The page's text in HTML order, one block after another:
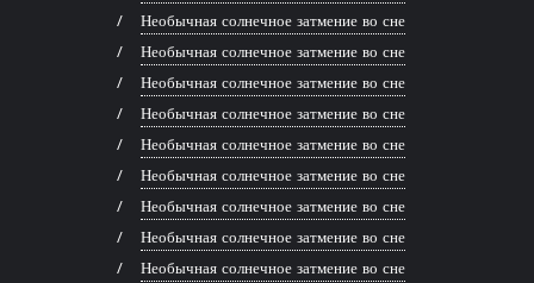
Необычная солнечное затмение во сне
Необычная солнечное затмение во сне
Необычная солнечное затмение во сне
Необычная солнечное затмение во сне
Необычная солнечное затмение во сне
Необычная солнечное затмение во сне
Необычная солнечное затмение во сне
Необычная солнечное затмение во сне
Необычная солнечное затмение во сне